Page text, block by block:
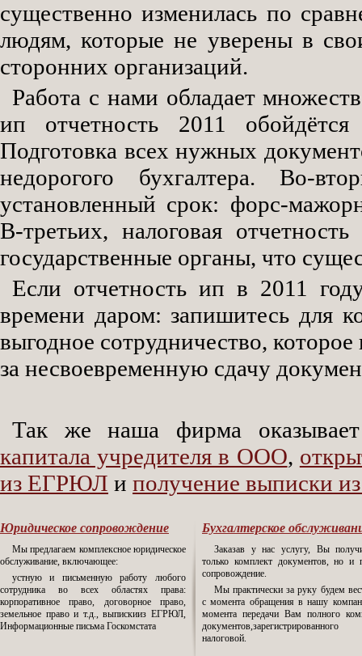
существенно изменилась по
людям, которые не уверены в
сторонних организаций.
Работа с нами обладает
ип отчетность 2011
Подготовка всех нужных
недорогого бухгалтера. Во-
установленный срок: форс-
В-третьих, налоговая
государственные органы, что
Если отчетность ип в 2011
времени даром: запишитесь для
выгодное сотрудничество,
за несвоевременную сдачу
Так же наша фирма
капитала учредителя в ООО,
из ЕГРЮЛ и получение выписки
Юридическое сопровождение
Мы предлагаем комплексное юридическое
обслуживание, включающее:
устную и письменную работу любого
сотрудника во всех областях права:
корпоративное право, договорное право,
земельное право и т.д., выпискииз ЕГРЮЛ,
Информационные письма Госкомстата
Бухгалтерское
Заказав у нас услугу, Вы
только комплект документов, но и
сопровождение.
Мы практически за руку будем
с момента обращения в нашу
момента передачи Вам полного
налоговой.